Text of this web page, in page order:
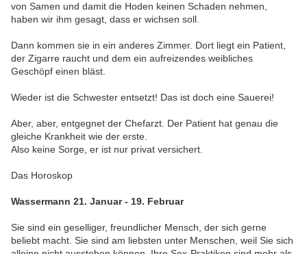
von Samen und damit die Hoden keinen Schaden nehmen,
haben wir ihm gesagt, dass er wichsen soll.
Dann kommen sie in ein anderes Zimmer. Dort liegt ein Patient,
der Zigarre raucht und dem ein aufreizendes weibliches
Geschöpf einen bläst.
Wieder ist die Schwester entsetzt! Das ist doch eine Sauerei!
Aber, aber, entgegnet der Chefarzt. Der Patient hat genau die
gleiche Krankheit wie der erste.
Also keine Sorge, er ist nur privat versichert.
Das Horoskop
Wassermann 21. Januar - 19. Februar
Sie sind ein geselliger, freundlicher Mensch, der sich gerne
beliebt macht. Sie sind am liebsten unter Menschen, weil Sie sich